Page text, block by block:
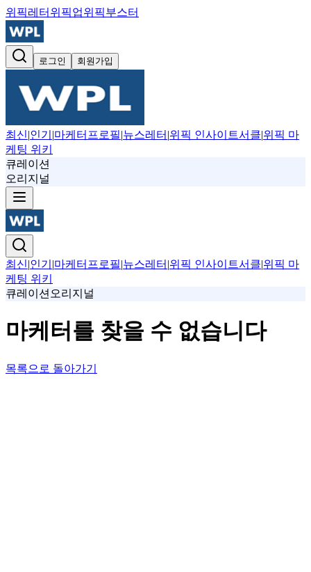
위픽레터 위픽업위픽부스터
로그인 회원가입
최신|인기 |마케터프로필|뉴스레터 |위픽 인사이트서클|위픽 마
케팅 위키
큐레이션
오리지널
최신|인기 |마케터프로필|뉴스레터 |위픽 인사이트서클|위픽 마
케팅 위키
큐레이션 오리지널
마케터를 찾을 수 없습니다
목록으로 돌아가기